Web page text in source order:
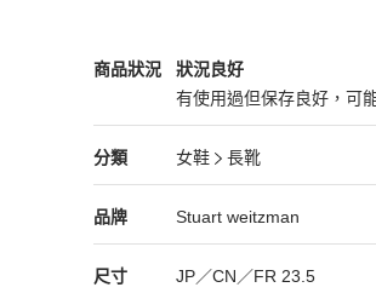
商品狀況
女鞋商品狀態與細節
狀況良好
有使用過但保存良好，可
狀況良好
分類
女鞋分類資訊女鞋
長靴
女鞋/長靴推薦
品牌
精品女鞋 品牌介紹
Stuart weitzman
尺寸 JP／CN／FR 23.5